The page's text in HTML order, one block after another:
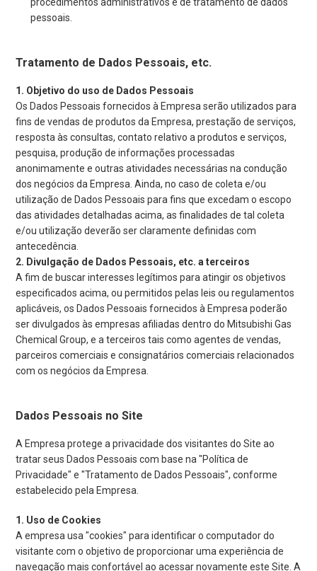
pessoais.
Tratamento de Dados Pessoais, etc.
Objetivo do uso de Dados Pessoais
Os Dados Pessoais fornecidos à Empresa serão utilizados para
fins de vendas de produtos da Empresa, prestação de serviços,
resposta às consultas, contato relativo a produtos e serviços,
pesquisa, produção de informações processadas
anonimamente e outras atividades necessárias na condução
dos negócios da Empresa. Ainda, no caso de coleta e/ou
utilização de Dados Pessoais para fins que excedam o escopo
das atividades detalhadas acima, as finalidades de tal coleta
e/ou utilização deverão ser claramente definidas com
antecedência.
Divulgação de Dados Pessoais, etc. a terceiros
A fim de buscar interesses legítimos para atingir os objetivos
especificados acima, ou permitidos pelas leis ou regulamentos
aplicáveis, os Dados Pessoais fornecidos à Empresa poderão
ser divulgados às empresas afiliadas dentro do Mitsubishi Gas
Chemical Group, e a terceiros tais como agentes de vendas,
parceiros comerciais e consignatários comerciais relacionados
com os negócios da Empresa.
Dados Pessoais no Site
A Empresa protege a privacidade dos visitantes do Site ao
tratar seus Dados Pessoais com base na "Política de
Privacidade" e "Tratamento de Dados Pessoais", conforme
estabelecido pela Empresa.
Uso de Cookies
A empresa usa "cookies" para identificar o computador do
visitante com o objetivo de proporcionar uma experiência de
navegação mais confortável ao acessar novamente este Site. A